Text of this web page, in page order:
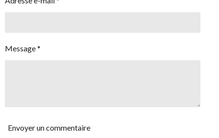
Message *
Envoyer un commentaire